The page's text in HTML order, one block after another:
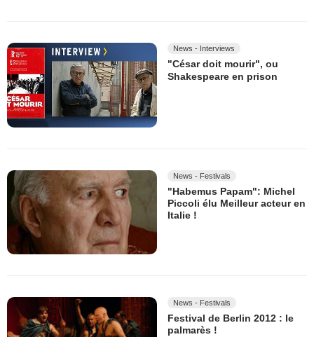
News - Interviews
"César doit mourir", ou
Shakespeare en prison
News - Festivals
"Habemus Papam": Michel
Piccoli élu Meilleur acteur en
Italie !
News - Festivals
Festival de Berlin 2012 : le
palmarès !